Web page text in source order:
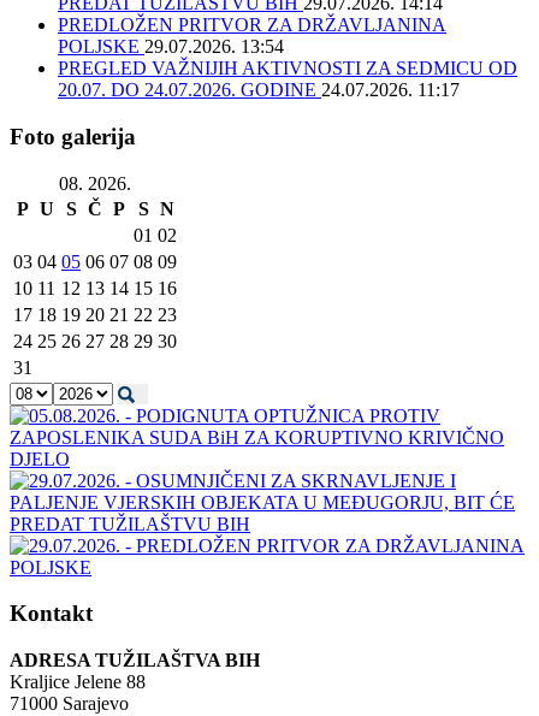
PREDLOŽEN PRITVOR ZA DRŽAVLJANINA
POLJSKE 29.07.2026. 13:54
PREGLED VAŽNIJIH AKTIVNOSTI ZA SEDMICU OD
20.07. DO 24.07.2026. GODINE 24.07.2026. 11:17
Foto galerija
08. 2026.
P U S Č P S N
01 02
03 04 05 06 07 08 09
10 11 12 13 14 15 16
17 18 19 20 21 22 23
24 25 26 27 28 29 30
31
Kontakt
ADRESA TUŽILAŠTVA BIH
Kraljice Jelene 88
71000 Sarajevo